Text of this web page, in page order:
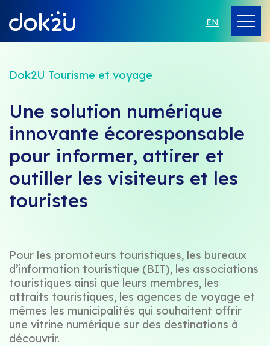
EN
Dok2U Tourisme et voyage
Une solution numérique
innovante écoresponsable
pour informer, attirer et
outiller les visiteurs et les
touristes
Pour les promoteurs touristiques, les bureaux
d’information touristique (BIT), les associations
touristiques ainsi que leurs membres, les
attraits touristiques, les agences de voyage et
mêmes les municipalités qui souhaitent offrir
une vitrine numérique sur des destinations à
découvrir.